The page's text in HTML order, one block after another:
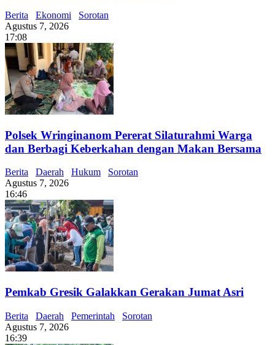
Berita Ekonomi
Sorotan
Agustus 7, 2026
17:08
Polsek Wringinanom Pererat Silaturahmi Warga
dan Berbagi Keberkahan dengan Makan Bersama
Berita Daerah Hukum
Sorotan
Agustus 7, 2026
16:46
Pemkab Gresik Galakkan Gerakan Jumat Asri
Berita Daerah Pemerintah
Sorotan
Agustus 7, 2026
16:39